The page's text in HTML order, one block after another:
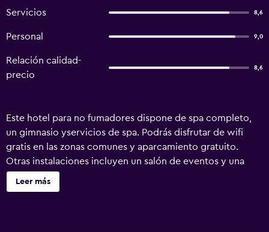
Servicios 8,6
Personal 9,0
Relación calidad-
precio
8,6
Este hotel para no fumadores dispone de spa completo,
un gimnasio yservicios de spa. Podrás disfrutar de wifi
gratis en las zonas comunes y aparcamiento gratuito.
Otras instalaciones incluyen un salón de eventos y una
máquina expendedora. Hotel Sentio ofrece 30
alojamientos con botella de agua gratuita y albornoces. Se
Leer más